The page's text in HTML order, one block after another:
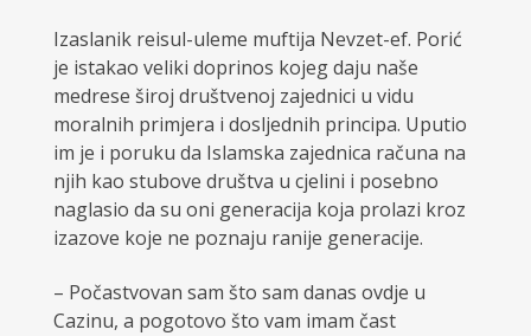
Izaslanik reisul-uleme muftija Nevzet-ef. Porić
je istakao veliki doprinos kojeg daju naše
medrese široj društvenoj zajednici u vidu
moralnih primjera i dosljednih principa. Uputio
im je i poruku da Islamska zajednica računa na
njih kao stubove društva u cjelini i posebno
naglasio da su oni generacija koja prolazi kroz
izazove koje ne poznaju ranije generacije.
– Počastvovan sam što sam danas ovdje u
Cazinu, a pogotovo što vam imam čast